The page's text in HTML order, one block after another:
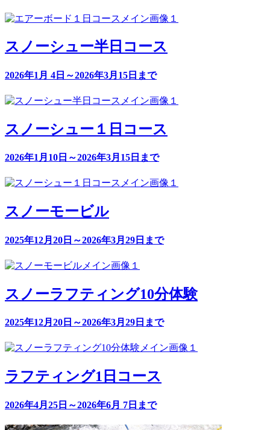
スノーシュー半日コース
2026年1月 4日～2026年3月15日まで
スノーシュー１日コース
2026年1月10日～2026年3月15日まで
スノーモービル
2025年12月20日～2026年3月29日まで
スノーラフティング10分体験
2025年12月20日～2026年3月29日まで
ラフティング1日コース
2026年4月25日～2026年6月 7日まで